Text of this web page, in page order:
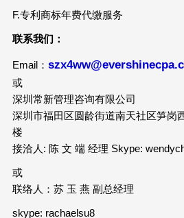
F.专利商标年费代缴服务
联系我们：
Email：
或
深圳常新管理咨询有限公司
深圳市福田区圆龄街道南天社区笋岗
楼
接洽人: 陈 文 端 经理 Skype:
或
联络人：苏 玉 燕 副总经理
skype: rachaelsu8